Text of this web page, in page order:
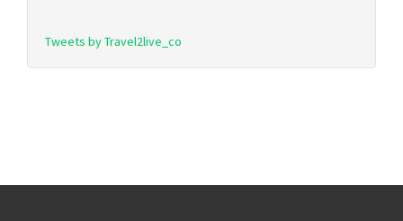
Tweets by Travel2live_co